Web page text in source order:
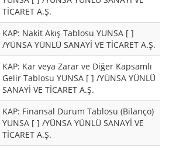
TİCARET A.Ş.
KAP: Nakit Akış Tablosu YUNSA [ ]
/YÜNSA YÜNLÜ SANAYİ VE TİCARET A.Ş.
KAP: Kar veya Zarar ve Diğer Kapsamlı
Gelir Tablosu YUNSA [ ] /YÜNSA YÜNLÜ
SANAYİ VE TİCARET A.Ş.
KAP: Finansal Durum Tablosu (Bilanço)
YUNSA [ ] /YÜNSA YÜNLÜ SANAYİ VE
TİCARET A.Ş.